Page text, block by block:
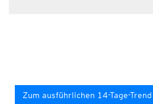
Zum ausführlichen 14-Tage-Trend